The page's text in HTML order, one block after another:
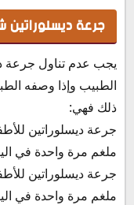
جرعة ديسلوراتين
يجب عدم تناول جرعة
الطبيب وإذا وصفه
ذلك فهي:
ملغم مرة واحدة في
ملغم مرة واحدة في